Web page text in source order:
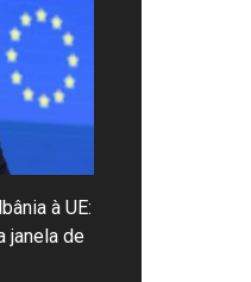
à UE:
janela de